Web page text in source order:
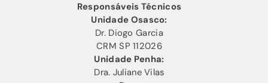
Responsáveis Técnicos
Unidade Osasco:
Dr. Diogo Garcia
CRM SP 112026
Unidade Penha:
Dra. Juliane Vilas